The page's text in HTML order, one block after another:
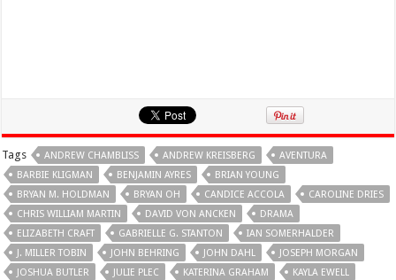
Tags ANDREW CHAMBLISS ANDREW KREISBERG
AVENTURA
BARBIE KLIGMAN
BENJAMIN AYRES
BRIAN YOUNG
BRYAN M. HOLDMAN
BRYAN OH CANDICE ACCOLA
CAROLINE DRIES
CHRIS WILLIAM MARTIN
DAVID VON ANCKEN
DRAMA
ELIZABETH CRAFT
GABRIELLE G. STANTON
IAN SOMERHALDER
J. MILLER TOBIN
JOHN BEHRING JOHN DAHL
JOSEPH MORGAN
JOSHUA BUTLER
JULIE PLEC KATERINA GRAHAM
KAYLA EWELL